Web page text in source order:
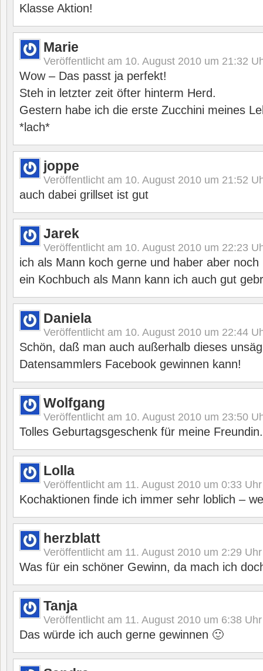
Klasse Aktion!
Marie
Veröffentlicht am 10. August 2010 um 21:32
Wow – Das passt ja perfekt!
Steh in letzter zeit öfter hinterm Herd.
Gestern habe ich die erste Zucchini meines
*lach*
joppe
Veröffentlicht am 10. August 2010 um 21:52
auch dabei grillset ist gut
Jarek
Veröffentlicht am 10. August 2010 um 22:23
ich als Mann koch gerne und haber aber
ein Kochbuch als Mann kann ich auch gut
Daniela
Veröffentlicht am 10. August 2010 um 22:44
Schön, daß man auch außerhalb dieses
Datensammlers Facebook gewinnen kann!
Wolfgang
Veröffentlicht am 10. August 2010 um 23:50
Tolles Geburtagsgeschenk für meine Freundin.
Lolla
Veröffentlicht am 11. August 2010 um 0:33 Uhr
Kochaktionen finde ich immer sehr loblich –
herzblatt
Veröffentlicht am 11. August 2010 um 2:29 Uhr
Was für ein schöner Gewinn, da mach ich
Tanja
Veröffentlicht am 11. August 2010 um 6:38 Uhr
Das würde ich auch gerne gewinnen 🙂